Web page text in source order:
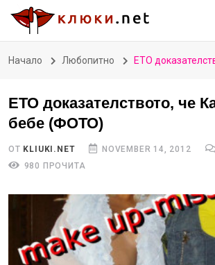
Начало Любопитно ЕТО доказателството,
ЕТО доказателството, че
бебе (ФОТО)
ОТ KLIUKI.NET NOVEMBER 14, 2012
980 ПРОЧИТА